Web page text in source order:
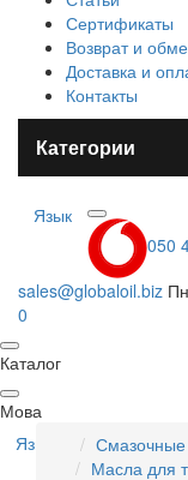
Сертификаты
Возврат и
Доставка и
Контакты
Категории
Язык
050
sales@globaloil.biz
0
Каталог
Мова
Язык
Масла для